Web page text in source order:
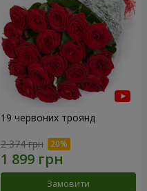
19 червоних троянд
2 374 грн
Замовити